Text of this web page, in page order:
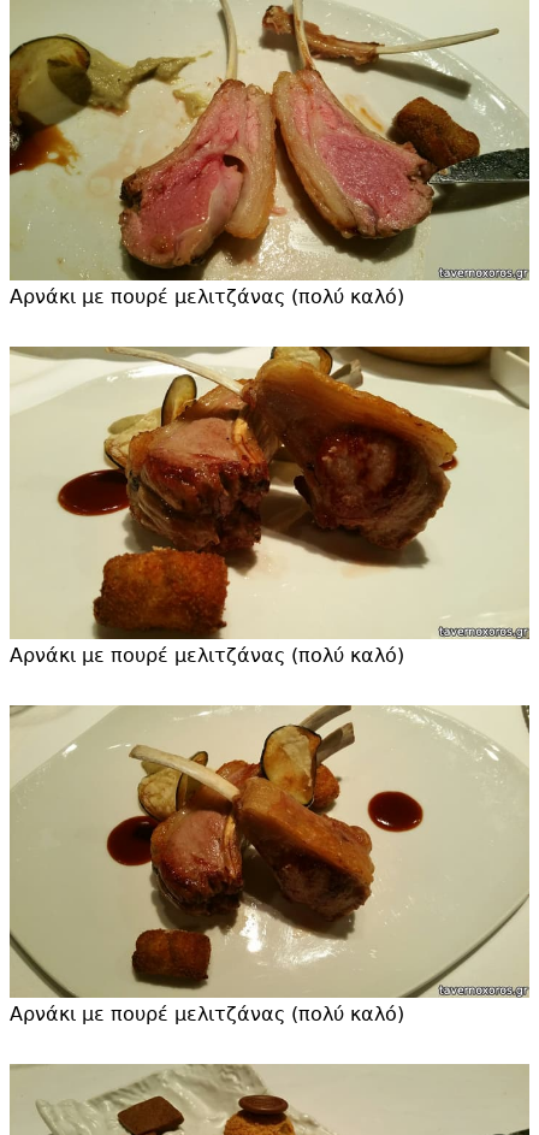
Αρνάκι με πουρέ μελιτζάνας (πολύ καλό)
Αρνάκι με πουρέ μελιτζάνας (πολύ καλό)
Αρνάκι με πουρέ μελιτζάνας (πολύ καλό)